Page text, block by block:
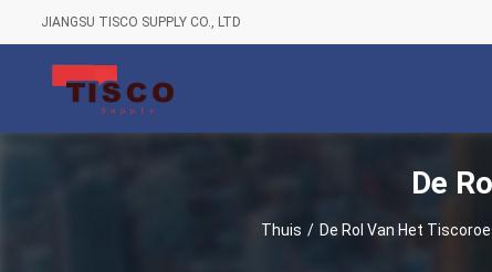
JIANGSU TISCO SUPPLY CO., LTD
De
Thuis / De Rol Van Het